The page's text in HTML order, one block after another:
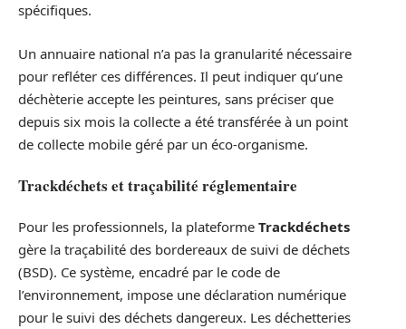
spécifiques.
Un annuaire national n’a pas la granularité nécessaire
pour refléter ces différences. Il peut indiquer qu’une
déchèterie accepte les peintures, sans préciser que
depuis six mois la collecte a été transférée à un point
de collecte mobile géré par un éco-organisme.
Trackdéchets et traçabilité réglementaire
Pour les professionnels, la plateforme Trackdéchets
gère la traçabilité des bordereaux de suivi de déchets
(BSD). Ce système, encadré par le code de
l’environnement, impose une déclaration numérique
pour le suivi des déchets dangereux. Les déchetteries